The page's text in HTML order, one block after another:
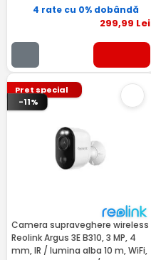
4 rate cu 0% dobândă
299,99 Lei
Pret special
-11%
Camera supraveghere wireless
Reolink Argus 3E B310, 3 MP, 4
mm, IR / lumina alba 10 m, WiFi,